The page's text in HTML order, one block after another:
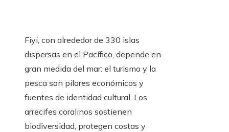
Fiyi, con alrededor de 330 islas
dispersas en el Pacífico, depende en
gran medida del mar: el turismo y la
pesca son pilares económicos y
fuentes de identidad cultural. Los
arrecifes coralinos sostienen
biodiversidad, protegen costas y